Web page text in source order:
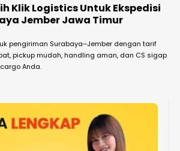
Klik Logistics Untuk Ekspedisi
Jember Jawa Timur
pengiriman Surabaya–Jember dengan tarif
pickup mudah, handling aman, dan CS sigap
Anda.